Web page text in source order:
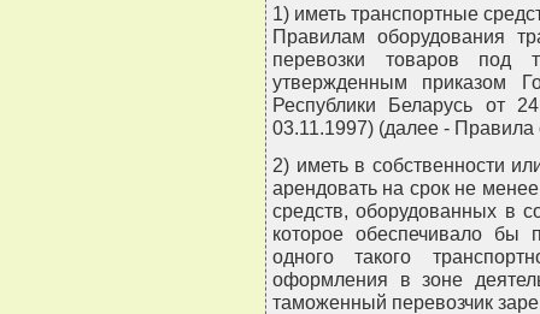
1) иметь транспортные
Правилам оборудования
перевозки товаров под
утвержденным приказом
Республики Беларусь от
03.11.1997) (далее - Правила
2) иметь в собственности
арендовать на срок не
средств, оборудованных в
которое обеспечивало
одного такого
оформления в зоне
таможенный перевозчик